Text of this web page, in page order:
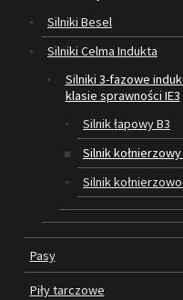
SILNIKI ELEKTRYCZNE
PIŁY TARCZOWE
SERWIS I REGENERACJA
PROMOCJE
REGULAMIN
KATALOGI
Silniki Besel
Silniki Celma Indukta
Silniki 3-fazowe
klasie sprawności IE3
Silnik łapowy B3
Silnik kołnierzowy
Silnik
Pasy
Piły tarczowe